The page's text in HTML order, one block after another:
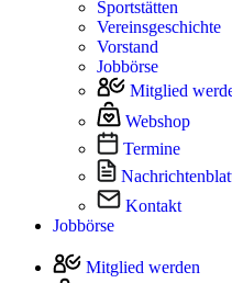
Sportstätten
Vereinsgeschichte
Vorstand
Jobbörse
Mitglied
Webshop
Termine
Kontakt
Jobbörse
Mitglied werden